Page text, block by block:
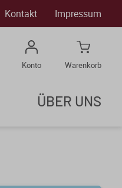
Kontakt Impressum
Konto Warenkorb
ÜBER UNS